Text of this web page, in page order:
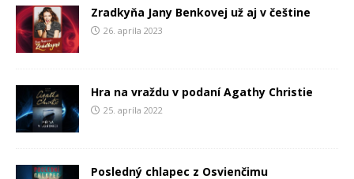
Zradkyňa Jany Benkovej už aj v češtine
26. apríla 2023
Hra na vraždu v podaní Agathy Christie
25. apríla 2022
Posledný chlapec z Osvienčimu